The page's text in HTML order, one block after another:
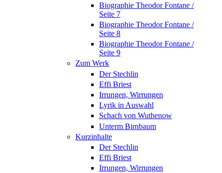
Biographie Theodor Fontane /
Seite 7
Biographie Theodor Fontane /
Seite 8
Biographie Theodor Fontane /
Seite 9
Zum Werk
Der Stechlin
Effi Briest
Irrungen, Wirrungen
Lyrik in Auswahl
Schach von Wuthenow
Unterm Birnbaum
Kurzinhalte
Der Stechlin
Effi Briest
Irrungen, Wirrungen